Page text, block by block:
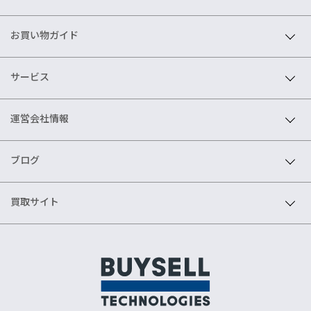
お買い物ガイド
サービス
運営会社情報
ブログ
買取サイト